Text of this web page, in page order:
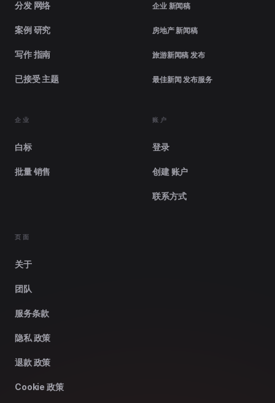
分发 网络
案例 研究
写作 指南
已接受 主题
企业 新闻稿
房地产 新闻稿
旅游新闻稿 发布
最佳新闻 发布服务
企业
白标
批量 销售
账户
登录
创建 账户
联系方式
页面
关于
团队
服务条款
隐私 政策
退款 政策
Cookie 政策